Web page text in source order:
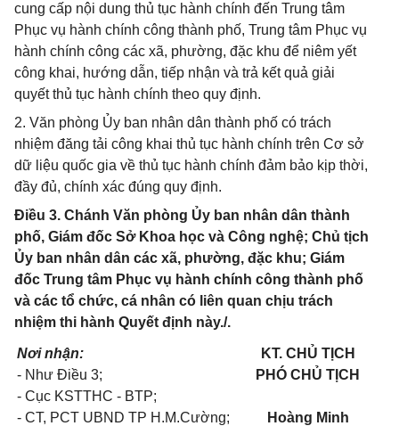
cung cấp nội dung thủ tục hành chính đến Trung tâm
Phục vụ hành chính công thành phố, Trung tâm Phục vụ
hành chính công các xã, phường, đặc khu để niêm yết
công khai, hướng dẫn, tiếp nhận và trả kết quả giải
quyết thủ tục hành chính theo quy định.
2. Văn phòng Ủy ban nhân dân thành phố có trách
nhiệm đăng tải công khai thủ tục hành chính trên Cơ sở
dữ liệu quốc gia về thủ tục hành chính đảm bảo kịp thời,
đầy đủ, chính xác đúng quy định.
Điều 3. Chánh Văn phòng Ủy ban nhân dân thành
phố, Giám đốc Sở Khoa học và Công nghệ; Chủ tịch
Ủy ban nhân dân các xã, phường, đặc khu; Giám
đốc Trung tâm Phục vụ hành chính công thành phố
và các tổ chức, cá nhân có liên quan chịu trách
nhiệm thi hành Quyết định này./.
Nơi nhận:
- Như Điều 3;
- Cục KSTTHC - BTP;
- CT, PCT UBND TP H.M.Cường;
KT. CHỦ TỊCH
PHÓ CHỦ TỊCH
Hoàng Minh